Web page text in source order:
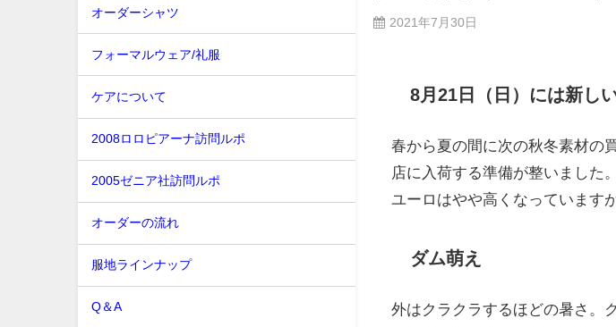
2021年7月30日
8月21日（日）には新し
春から夏の間に次の秋冬素材の
店に入荷する準備が整いました
ユーロはやや高くなっています
ダム萌え
外はクラクラするほどの暑さ。
オーダーシャツ
フォーマルウェア/礼服
ケアについて
2008ロロピアーナ訪問ルポ
2005ゼニア社訪問ルポ
オーダーの流れ
服地ラインナップ
Q＆A